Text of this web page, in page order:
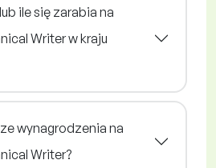
ile się zarabia na
Writer w kraju
wynagrodzenia na
Writer?